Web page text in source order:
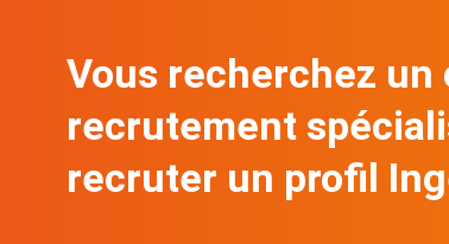
Vous recherchez un
recrutement
recruter un profil